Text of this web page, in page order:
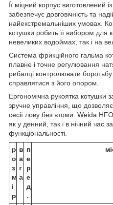
Її міцний корпус виготовлений
забезпечує довговічність та
найекстремальніших умовах.
котушки робить її вибором для
невеликих водоймах, так і на
Система фрикційного гальма
плавне і точне регулювання
рибалці контролювати
справлятися з його опором.
Ергономічна рукоятка котушки
зручне управління, що
сесії лову без втоми. Weida
як у денний, так і в нічний час
функціональності.
р
о
з
м
і
р
в
а
г
а
п
е
р
е
д
.